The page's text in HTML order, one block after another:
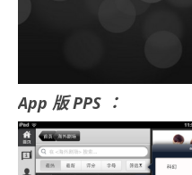
App 版 PPS ：